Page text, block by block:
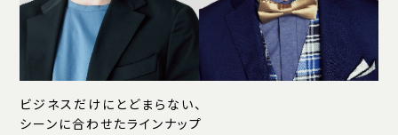
ビジネスだけにとどまらない、
シーンに合わせたラインナップ